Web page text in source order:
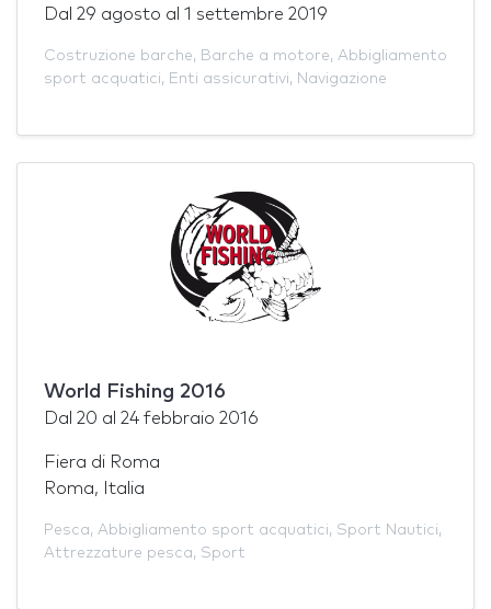
Dal 29 agosto al 1 settembre 2019
Costruzione barche, Barche a motore, Abbigliamento
sport acquatici, Enti assicurativi, Navigazione
World Fishing 2016
Dal 20 al 24 febbraio 2016
Fiera di Roma
Roma, Italia
Pesca, Abbigliamento sport acquatici, Sport Nautici,
Attrezzature pesca, Sport